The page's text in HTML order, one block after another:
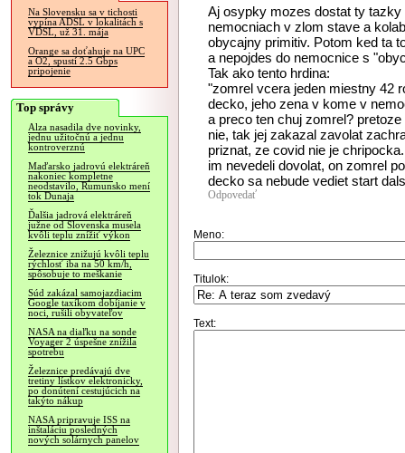
Na Slovensku sa v tichosti
vypína ADSL v lokalitách s
VDSL, už 31. mája
Orange sa doťahuje na UPC
a O2, spustí 2.5 Gbps
pripojenie
Top správy
Alza nasadila dve novinky,
jednu užitočnú a jednu
kontroverznú
Maďarsko jadrovú elektráreň
nakoniec kompletne
neodstavilo, Rumunsko mení
tok Dunaja
Ďalšia jadrová elektráreň
južne od Slovenska musela
kvôli teplu znížiť výkon
Železnice znižujú kvôli teplu
rýchlosť iba na 50 km/h,
spôsobuje to meškanie
Súd zakázal samojazdiacim
Google taxíkom dobíjanie v
noci, rušili obyvateľov
NASA na diaľku na sonde
Voyager 2 úspešne znížila
spotrebu
Železnice predávajú dve
tretiny lístkov elektronicky,
po donútení cestujúcich na
takýto nákup
NASA pripravuje ISS na
inštaláciu posledných
nových solárnych panelov
Aj osypky mozes dostat ty
nemocniach v zlom stave a
obycajny primitiv. Potom ked ta
a nepojdes do nemocnice s
Tak ako tento hrdina:
"zomrel vcera jeden miestny 42
decko, jeho zena v kome v
a preco ten chuj zomrel?
nie, tak jej zakazal zavolat
priznat, ze covid nie je
im nevedeli dovolat, on zomrel
decko sa nebude vediet start
Odpovedať
Meno:
Titulok:
Text: